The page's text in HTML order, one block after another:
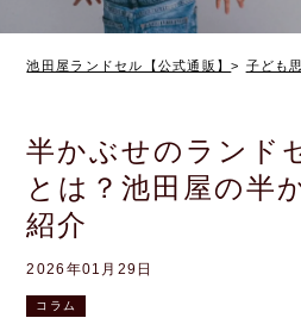
池田屋ランドセル【公式通販】 子ども
半かぶせのランド
とは？池田屋の半
紹介
2026年01月29日
コラム